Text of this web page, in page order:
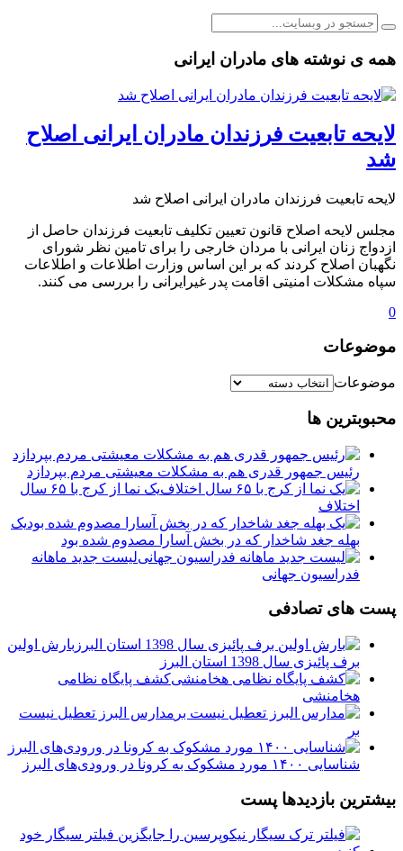
همه ی نوشته های مادران ایرانی
لایحه تابعیت فرزندان مادران ایرانی اصلاح
شد
لایحه تابعیت فرزندان مادران ایرانی اصلاح شد
مجلس لایحه اصلاح قانون تعیین تکلیف تابعیت فرزندان حاصل از
ازدواج زنان ایرانی با مردان خارجی را برای تامین نظر شورای
نگهبان اصلاح کردند که بر این اساس وزارت اطلاعات و اطلاعات
سپاه مشکلات امنیتی اقامت پدر غیرایرانی را بررسی می کنند.
0
موضوعات
موضوعات
محبوبترین ها
رئیس جمهور قدری هم به مشکلات معیشتی مردم بپردازد
یک نما از کرج با ۶۵ سال
اختلاف
یک
بهله جغد شاخدار که در بخش آسارا مصدوم شده بود
لیست جدید ماهانه
فدراسیون جهانی
پست های تصادفی
بارش اولین
برف پائیزی سال 1398 استان البرز
کشف پایگاه نظامی
هخامنشی
مدارس البرز تعطیل نیست
بر
شناسایی ۱۴۰۰ مورد مشکوک به کرونا در ورودی‌های البرز
بیشترین بازدیدها پست